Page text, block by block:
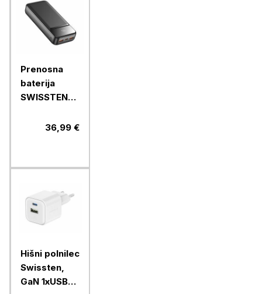
Prenosna
baterija
SWISSTEN
II 2000036,99 €
Hišni polnilec
Swissten,
GaN 1xUSB-C